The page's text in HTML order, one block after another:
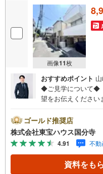
画像11枚
おすすめポイント
◆ご見学について◆
望をお伝えください
のご連絡をおすすめ
る」ボタンよりご予
です。事前に鍵の手
すのでご了承くださ
買いただいたお客
けます。10～20、
ゴールド推奨店
株式会社東宝ハウス国分寺
4.91 不
資料をも